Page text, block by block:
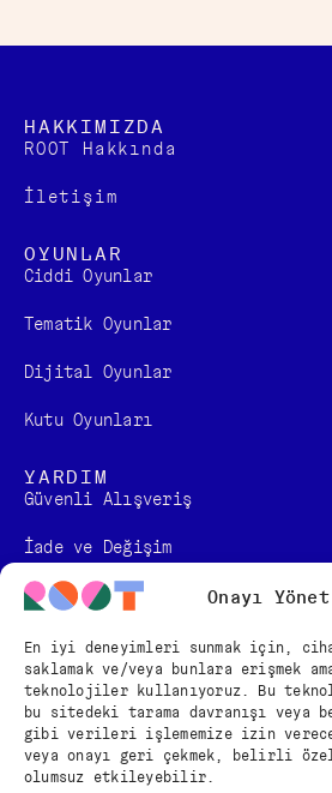
Onayı Yönet
En iyi deneyimleri sunmak için,
saklamak ve/veya bunlara erişmek
teknolojiler kullanıyoruz. Bu
bu sitedeki tarama davranışı veya
gibi verileri işlememize izin
veya onayı geri çekmek, belirli
olumsuz etkileyebilir.
HAKKIMIZDA
ROOT Hakkında
İletişim
OYUNLAR
Ciddi Oyunlar
Tematik Oyunlar
Dijital Oyunlar
Kutu Oyunları
YARDIM
Güvenli Alışveriş
İade ve Değişim
Kullanım Sözleşmesi
KVKK Bilgilendirmesi
Mesafeli Satış Sözleşmesi
BİZİ TAKİP EDİN